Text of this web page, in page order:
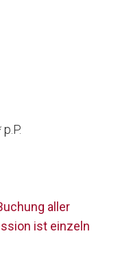
aller
ist einzeln